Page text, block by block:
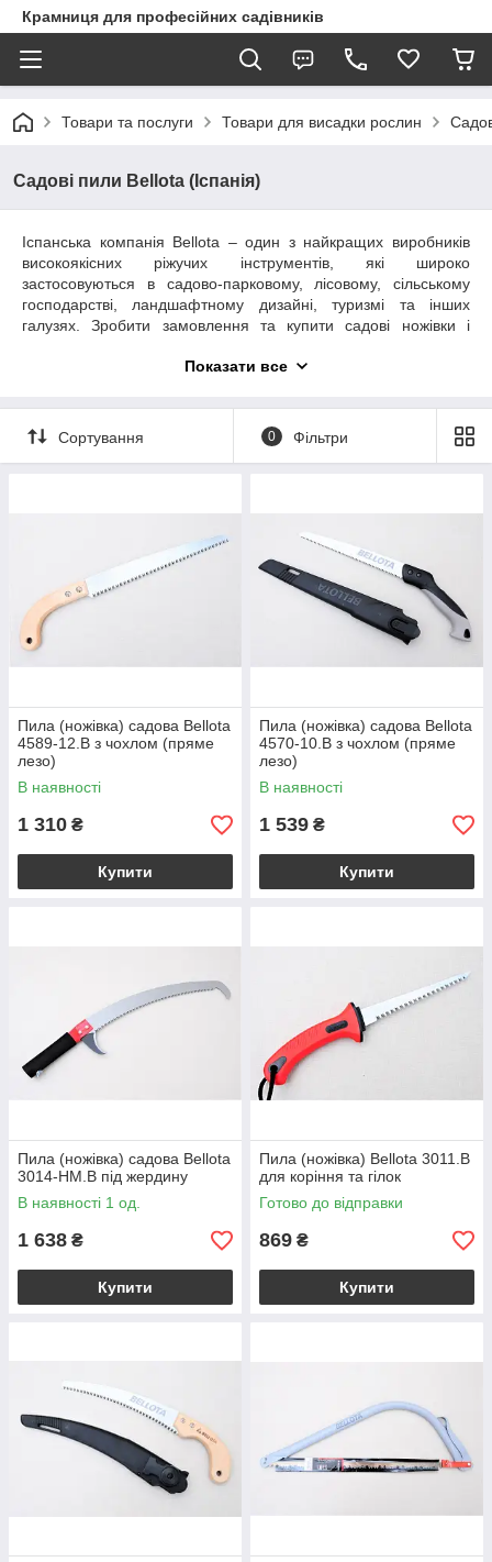
Крамниця для професійних садівників
Товари та послуги Товари для висадки рослин
Садові пили Bellota (Іспанія)
Іспанська компанія Bellota – один з найкращих виробників
високоякісних ріжучих інструментів, які широко
застосовуються в садово-парковому, лісовому, сільському
господарстві, ландшафтному дизайні, туризмі та інших
галузях. Зробити замовлення та купити садові ножівки і
сторінці eSad.com.ua. Професійні садові пили Беллота – це
показником зносостійкості. Разом із пилами вигідно купувати
змінні деталі та полотна. Це дасть можливість працювати
безперебійно протягом тривалого періоду. Замовлення
Показати все
Сортування 0 Фільтри
Пила (ножівка) садова Bellota
4589-12.B з чохлом (пряме
лезо)
В наявності
1 310 ₴
Купити
Пила (ножівка) садова Bellota
4570-10.B з чохлом (пряме
лезо)
В наявності
1 539 ₴
Купити
Пила (ножівка) садова Bellota
3014-HM.B під жердину
В наявності 1 од.
1 638 ₴
Купити
Пила (ножівка) Bellota 3011.B
для коріння та гілок
Готово до відправки
869 ₴
Купити